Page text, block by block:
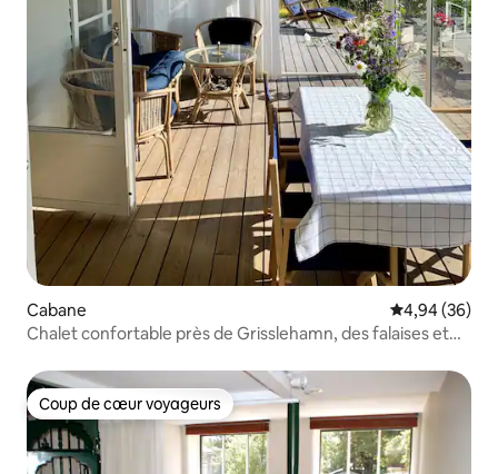
Cabane Évaluation
4,94 (36)
Chalet confortable près de Grisslehamn, des falaises et
Coup de cœur voyageurs
Coup de cœur voyageurs